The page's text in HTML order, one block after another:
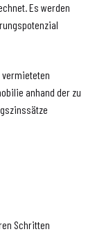
Es werden
vermieteten
anhand der zu
Schritten